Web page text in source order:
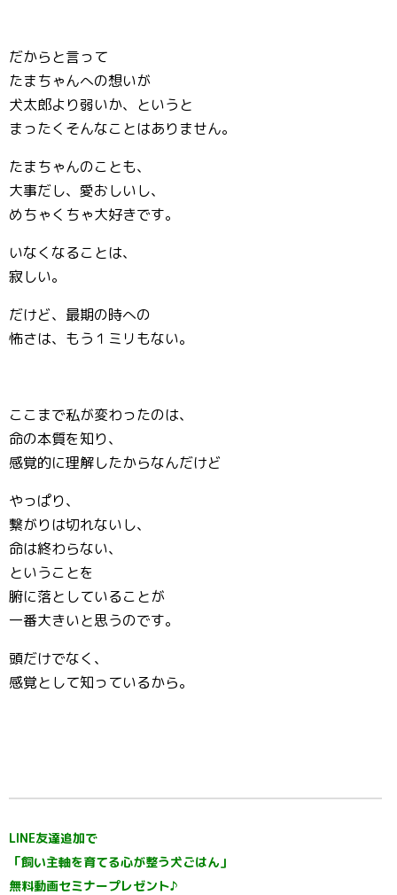
だからと言って
たまちゃんへの想いが
犬太郎より弱いか、というと
まったくそんなことはありません。
たまちゃんのことも、
大事だし、愛おしいし、
めちゃくちゃ大好きです。
いなくなることは、
寂しい。
だけど、最期の時への
怖さは、もう１ミリもない。
ここまで私が変わったのは、
命の本質を知り、
感覚的に理解したからなんだけど
やっぱり、
繋がりは切れないし、
命は終わらない、
ということを
腑に落としていることが
一番大きいと思うのです。
頭だけでなく、
感覚として知っているから。
LINE友達追加で
「飼い主軸を育てる心が整う犬ごはん」
無料動画セミナープレゼント♪